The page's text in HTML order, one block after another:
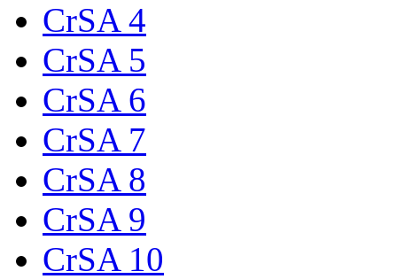
CrSA 4
CrSA 5
CrSA 6
CrSA 7
CrSA 8
CrSA 9
CrSA 10